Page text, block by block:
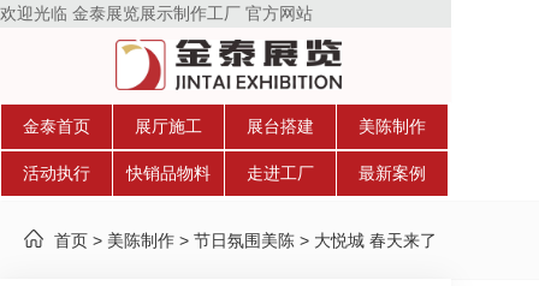
欢迎光临 金泰展览展示制作工厂 官方网站
金泰首页 展厅施工 展台搭建 美陈制作
活动执行 快销品物料 走进工厂 最新案例
首页 > 美陈制作 > 节日氛围美陈 > 大悦城 春天来了